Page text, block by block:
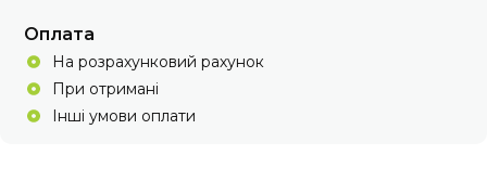
Оплата
На розрахунковий рахунок
При отримані
Інші умови оплати